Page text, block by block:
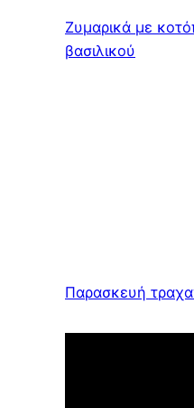
Ζυμαρικά με
βασιλικού
Παρασκευή